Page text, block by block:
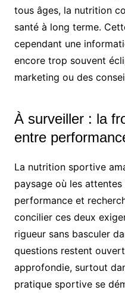
tous âges, la nutrition
santé à long terme.
cependant une
encore trop souvent
marketing ou des
À surveiller : la
entre
La nutrition sportive
paysage où les
performance et
concilier ces deux
rigueur sans basculer
questions restent
approfondie, surtout
pratique sportive se